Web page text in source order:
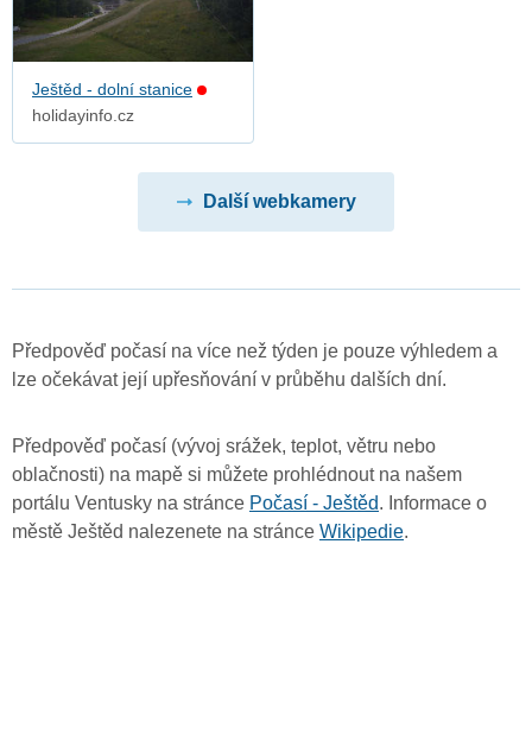
Ještěd - dolní stanice
holidayinfo.cz
Další webkamery
Předpověď počasí na více než týden je pouze výhledem a
lze očekávat její upřesňování v průběhu dalších dní.
Předpověď počasí (vývoj srážek, teplot, větru nebo
oblačnosti) na mapě si můžete prohlédnout na našem
portálu Ventusky na stránce Počasí - Ještěd. Informace o
městě Ještěd nalezenete na stránce Wikipedie.